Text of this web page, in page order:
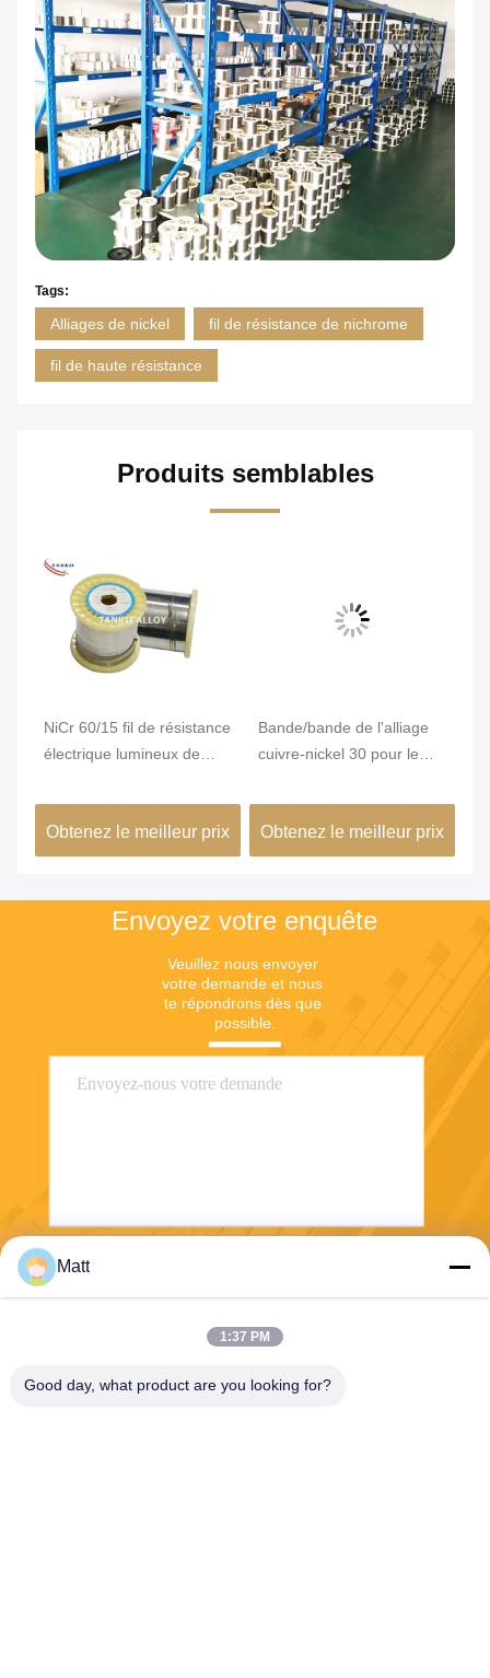
Tags:
Alliages de nickel fil de résistance de nichrome
fil de haute résistance
Produits semblables
NiCr 60/15 fil de résistance
électrique lumineux de
de chauffage de ptc
Obtenez le meilleur prix
Bande/bande de l'alliage
cuivre-nickel 30 pour le
Obtenez le meilleur prix
Envoyez votre enquête
Veuillez nous envoyer
votre demande et nous
te répondrons dès que
possible.
Matt
1:37 PM
Good day, what product are you looking for?